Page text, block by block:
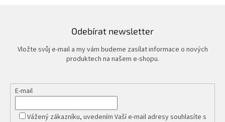
Odebírat newsletter
Vložte svůj e-mail a my vám budeme zasílat informace o nových
produktech na našem e-shopu.
E-mail
Vážený zákazníku, uvedením Vaší e-mail adresy souhlasíte s